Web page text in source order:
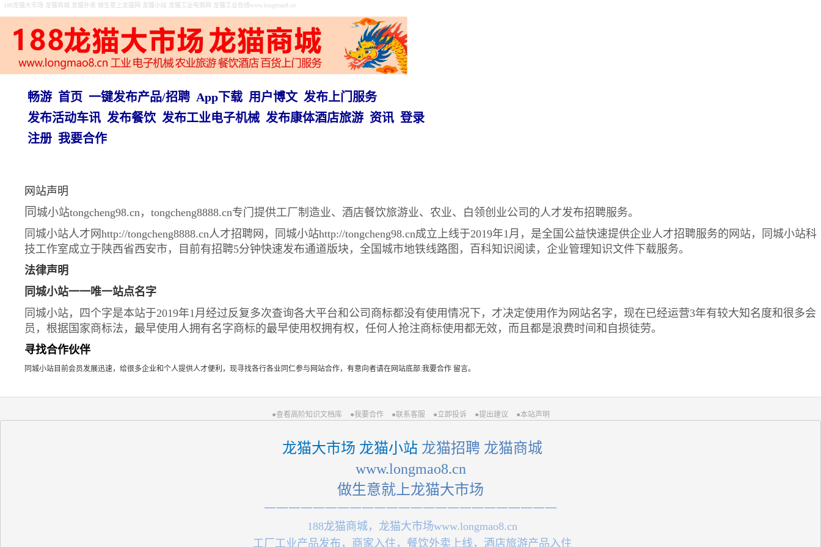
188龙猫大市场 龙猫商城 龙猫外卖 做生意上龙猫网 龙猫小站 龙猫工业电商网 龙猫工业在线www.longmao8.cn
畅游 首页 一键发布产品/招聘 App下载 用户博文 发布上门服务
发布活动车讯 发布餐饮 发布工业电子机械 发布康体酒店旅游 资讯 登录
注册 我要合作
网站声明
同 城小站tongcheng98.cn，tongcheng8888.cn专门提供工厂制造业、酒店餐饮旅游业、农业、白领创业公司的人才发布招聘服务。
同城小站人才网http://tongcheng8888.cn人才招聘网，同城小站http://tongcheng98.cn成立上线于2019年1月，是全国公益快速提供企业人才招聘服务的网站，同城小站科
技工作室成立于陕西省西安市，目前有招聘5分钟快速发布通道版块，全国城市地铁线路图，百科知识阅读，企业管理知识文件下载服务。
法律声明
同城小站一一唯一站点名字
同城小站，四个字是本站于2019年1月经过反复多次查询各大平台和公司商标都没有使用情况下，才决定使用作为网站名字，现在已经运营3年有较大知名度和很多会
员，根据国家商标法，最早使用人拥有名字商标的最早使用权拥有权，任何人抢注商标使用都无效，而且都是浪费时间和自损徒劳。
寻找合作伙伴
同城小站目前会员发展迅速，给很多企业和个人提供人才便利，现寻找各行各业同仁参与网站合作，有意向者请在网站底部:我要合作 留言。
●查看高阶知识文档库 ●我要合作 ●联系客服 ●立即投诉 ●提出建议 ●本站声明
龙猫大市场 龙猫小站 龙猫招聘 龙猫商城
www.longmao8.cn
做生意就上龙猫大市场
一一一一一一一一一一一一一一一一一一一一一一一一
188龙猫商城，龙猫大市场www.longmao8.cn
工厂工业产品发布，商家入住，餐饮外卖上线，酒店旅游产品入住